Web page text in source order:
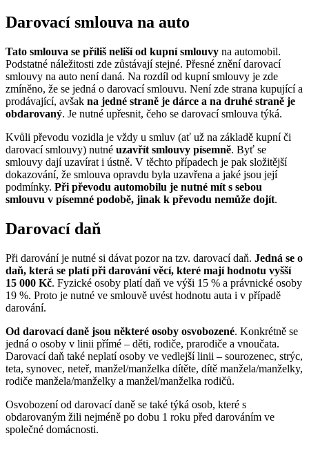
Darovací smlouva na auto
Tato smlouva se příliš neliší od kupní smlouvy na automobil.
Podstatné náležitosti zde zůstávají stejné. Přesné znění darovací
smlouvy na auto není daná. Na rozdíl od kupní smlouvy je zde
zmíněno, že se jedná o darovací smlouvu. Není zde strana kupující a
prodávající, avšak na jedné straně je dárce a na druhé straně je
obdarovaný. Je nutné upřesnit, čeho se darovací smlouva týká.
Kvůli převodu vozidla je vždy u smluv (ať už na základě kupní či
darovací smlouvy) nutné uzavřít smlouvy písemně. Byť se
smlouvy dají uzavírat i ústně. V těchto případech je pak složitější
dokazování, že smlouva opravdu byla uzavřena a jaké jsou její
podmínky. Při převodu automobilu je nutné mít s sebou
smlouvu v písemné podobě, jinak k převodu nemůže dojít.
Darovací daň
Při darování je nutné si dávat pozor na tzv. darovací daň. Jedná se o
daň, která se platí při darování věcí, které mají hodnotu vyšší
15 000 Kč. Fyzické osoby platí daň ve výši 15 % a právnické osoby
19 %. Proto je nutné ve smlouvě uvést hodnotu auta i v případě
darování.
Od darovací daně jsou některé osoby osvobozené. Konkrétně se
jedná o osoby v linii přímé – děti, rodiče, prarodiče a vnoučata.
Darovací daň také neplatí osoby ve vedlejší linii – sourozenec, strýc,
teta, synovec, neteř, manžel/manželka dítěte, dítě manžela/manželky,
rodiče manžela/manželky a manžel/manželka rodičů.
Osvobození od darovací daně se také týká osob, které s
obdarovaným žili nejméně po dobu 1 roku před darováním ve
společné domácnosti.